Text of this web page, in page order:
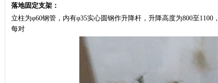
落地固定支架：
立柱为φ60钢管，内有φ35实心圆钢作升降杆，升降高度为800至1100
每对